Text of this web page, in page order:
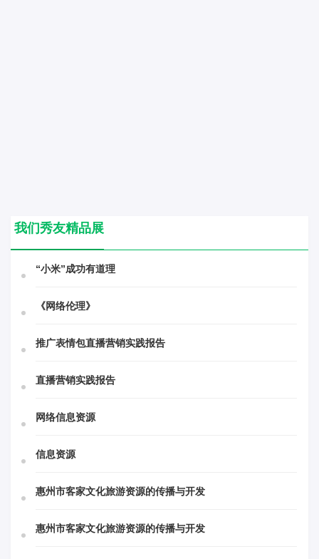
我们秀友精品展
“小米”成功有道理
《网络伦理》
推广表情包直播营销实践报告
直播营销实践报告
网络信息资源
信息资源
惠州市客家文化旅游资源的传播与开发
惠州市客家文化旅游资源的传播与开发